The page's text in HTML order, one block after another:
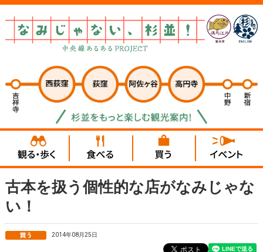
古本を扱う個性的な店がなみじゃな
い！
2014年08月25日